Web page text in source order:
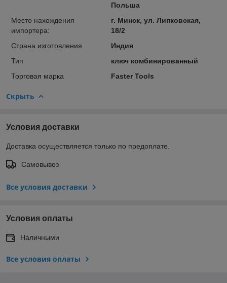
Польша
Место нахождения
импортера:
г. Минск, ул. Липковская,
18/2
Страна изготовления
Индия
Тип
ключ комбинированный
Торговая марка
Faster Tools
Скрыть
Условия доставки
Доставка осуществляется только по предоплате.
Самовывоз
Все условия доставки
Условия оплаты
Наличными
Все условия оплаты